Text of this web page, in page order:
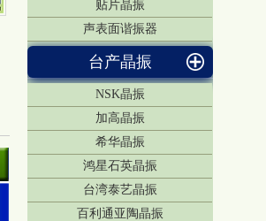
贴片晶振
声表面谐振器
台产晶振
NSK晶振
加高晶振
希华晶振
鸿星石英晶振
台湾泰艺晶振
百利通亚陶晶振